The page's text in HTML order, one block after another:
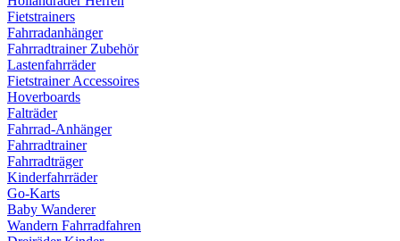
Fietstrainers
Fahrradanhänger
Fahrradtrainer Zubehör
Lastenfahrräder
Fietstrainer Accessoires
Hoverboards
Falträder
Fahrrad-Anhänger
Fahrradtrainer
Fahrradträger
Kinderfahrräder
Go-Karts
Baby Wanderer
Wandern Fahrradfahren